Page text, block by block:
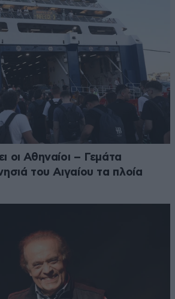
οι Αθηναίοι – Γεμάτα
του Αιγαίου τα πλοία